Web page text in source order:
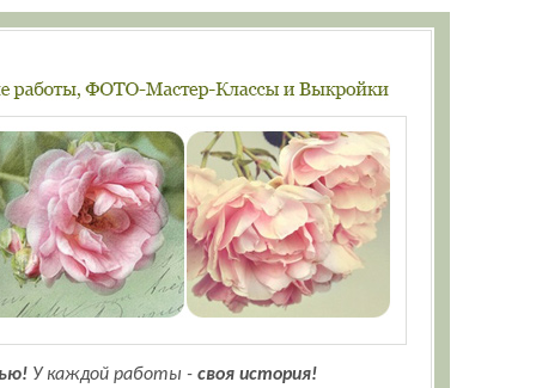
У каждой работы - своя история!